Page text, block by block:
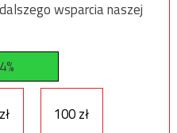
wsparcia naszej
100 zł